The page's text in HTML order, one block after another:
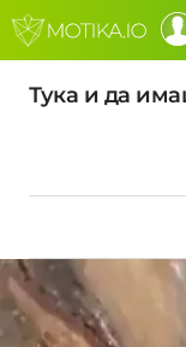
Тука и да